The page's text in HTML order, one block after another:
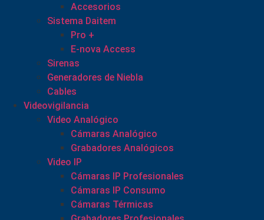
Accesorios
Sistema Daitem
Pro +
E-nova Access
Sirenas
Generadores de Niebla
Cables
Videovigilancia
Video Analógico
Cámaras Analógico
Grabadores Analógicos
Video IP
Cámaras IP Profesionales
Cámaras IP Consumo
Cámaras Térmicas